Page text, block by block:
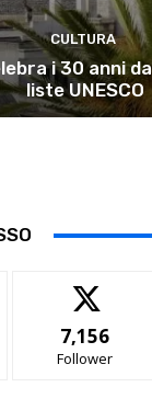
CULTURA
i 30 anni
liste UNESCO
7,156
Follower